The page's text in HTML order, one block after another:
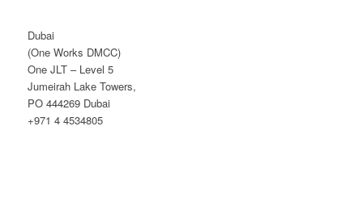
Dubai
(One Works DMCC)
One JLT – Level 5
Jumeirah Lake Towers,
PO 444269 Dubai
+971 4 4534805